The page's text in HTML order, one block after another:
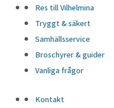
Res till Vilhelmina
Tryggt & säkert
Samhällsservice
Broschyrer & guider
Vanliga frågor
Kontakt